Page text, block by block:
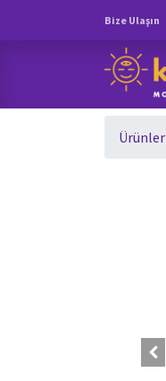
Bize Ulaşın
Ürünler